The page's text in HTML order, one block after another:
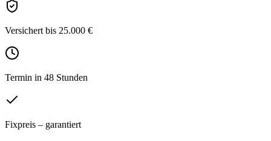
Versichert bis 25.000 €
Termin in 48 Stunden
Fixpreis – garantiert